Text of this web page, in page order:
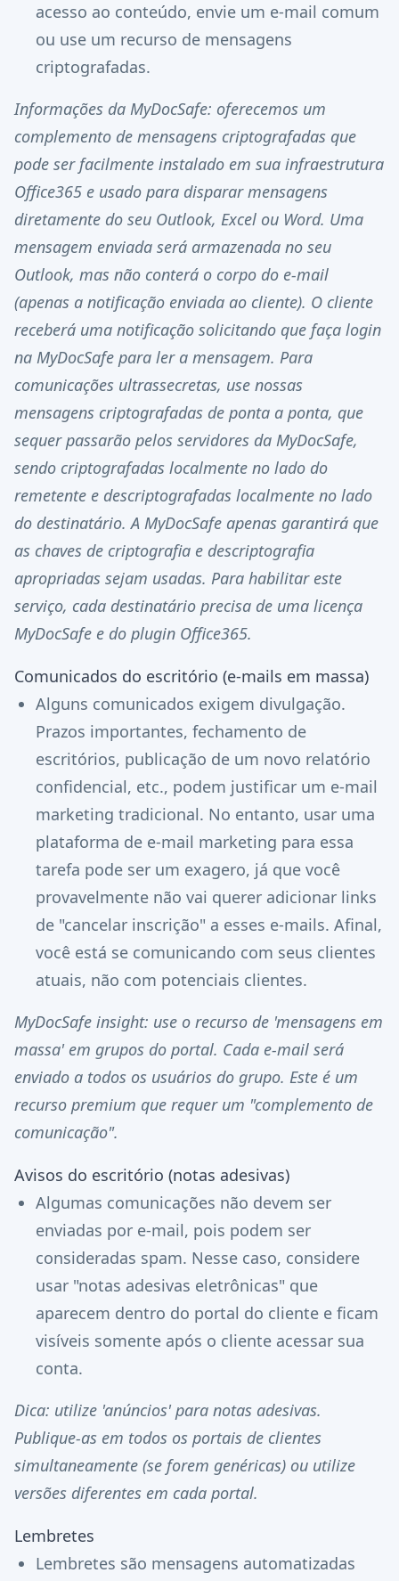
acesso ao conteúdo, envie um e-mail comum
ou use um recurso de mensagens
criptografadas.
Informações da MyDocSafe: oferecemos um
complemento de mensagens criptografadas que
pode ser facilmente instalado em sua infraestrutura
Office365 e usado para disparar mensagens
diretamente do seu Outlook, Excel ou Word. Uma
mensagem enviada será armazenada no seu
Outlook, mas não conterá o corpo do e-mail
(apenas a notificação enviada ao cliente). O cliente
receberá uma notificação solicitando que faça login
na MyDocSafe para ler a mensagem. Para
comunicações ultrassecretas, use nossas
mensagens criptografadas de ponta a ponta, que
sequer passarão pelos servidores da MyDocSafe,
sendo criptografadas localmente no lado do
remetente e descriptografadas localmente no lado
do destinatário. A MyDocSafe apenas garantirá que
as chaves de criptografia e descriptografia
apropriadas sejam usadas. Para habilitar este
serviço, cada destinatário precisa de uma licença
MyDocSafe e do plugin Office365.
Comunicados do escritório (e-mails em massa)
Alguns comunicados exigem divulgação.
Prazos importantes, fechamento de
escritórios, publicação de um novo relatório
confidencial, etc., podem justificar um e-mail
marketing tradicional. No entanto, usar uma
plataforma de e-mail marketing para essa
tarefa pode ser um exagero, já que você
provavelmente não vai querer adicionar links
de "cancelar inscrição" a esses e-mails. Afinal,
você está se comunicando com seus clientes
atuais, não com potenciais clientes.
MyDocSafe insight: use o recurso de 'mensagens em
massa' em grupos do portal. Cada e-mail será
enviado a todos os usuários do grupo. Este é um
recurso premium que requer um "complemento de
comunicação".
Avisos do escritório (notas adesivas)
Algumas comunicações não devem ser
enviadas por e-mail, pois podem ser
consideradas spam. Nesse caso, considere
usar "notas adesivas eletrônicas" que
aparecem dentro do portal do cliente e ficam
visíveis somente após o cliente acessar sua
conta.
Dica: utilize 'anúncios' para notas adesivas.
Publique-as em todos os portais de clientes
simultaneamente (se forem genéricas) ou utilize
versões diferentes em cada portal.
Lembretes
Lembretes são mensagens automatizadas